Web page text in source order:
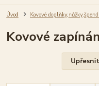
Úvod Kovové
Kovové